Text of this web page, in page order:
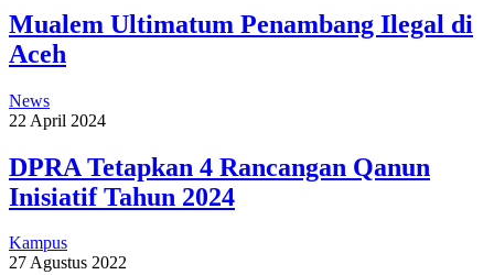
Mualem Ultimatum Penambang Ilegal di
Aceh
News
22 April 2024
DPRA Tetapkan 4 Rancangan Qanun
Inisiatif Tahun 2024
Kampus
27 Agustus 2022